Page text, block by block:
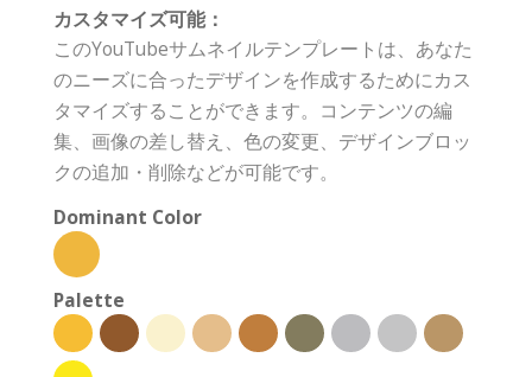
カスタマイズ可能：
このYouTubeサムネイルテンプレートは、あなた
のニーズに合ったデザインを作成するためにカス
タマイズすることができます。コンテンツの編
集、画像の差し替え、色の変更、デザインブロッ
クの追加・削除などが可能です。
Dominant Color
Palette